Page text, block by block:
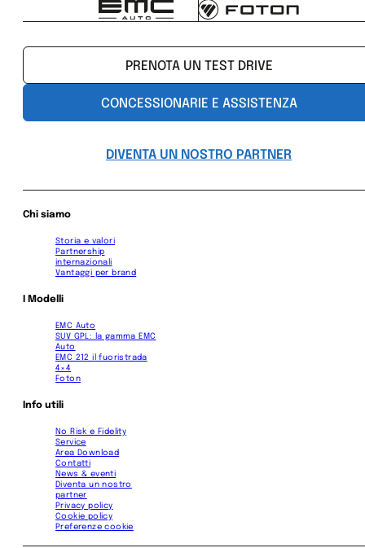
PRENOTA UN TEST DRIVE
CONCESSIONARIE E ASSISTENZA
DIVENTA UN NOSTRO PARTNER
Chi siamo
Storia e valori
Partnership
internazionali
Vantaggi per brand
I Modelli
EMC Auto
SUV GPL: la gamma EMC
Auto
EMC 212 il fuoristrada
4×4
Foton
Info utili
No Risk e Fidelity
Service
Area Download
Contatti
News & eventi
Diventa un nostro
partner
Privacy policy
Cookie policy
Preferenze cookie